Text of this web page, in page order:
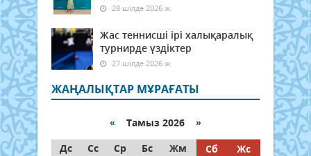
28 шілде 2026 ж.
Жас теннисші ірі халықаралық
турнирде үздіктер
27 шілде 2026 ж.
ЖАҢАЛЫҚТАР МҰРАҒАТЫ
« Тамыз 2026 »
Дс
Сс Ср Бс Жм Сб
Жс